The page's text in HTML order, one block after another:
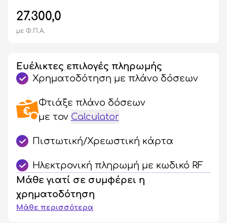
27.300,0
με Φ.Π.Α.
Ευέλικτες επιλογές πληρωμής
Χρηματοδότηση με πλάνο δόσεων
Φτιάξε πλάνο δόσεων
με τον Calculator
Πιστωτική/Χρεωστική κάρτα
Ηλεκτρονική πληρωμή με κωδικό RF
Μάθε γιατί σε συμφέρει η
χρηματοδότηση
Μάθε περισσότερα